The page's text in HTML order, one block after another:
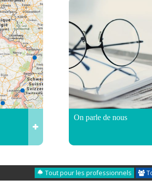
On parle de nous
Tout pour les professionnels